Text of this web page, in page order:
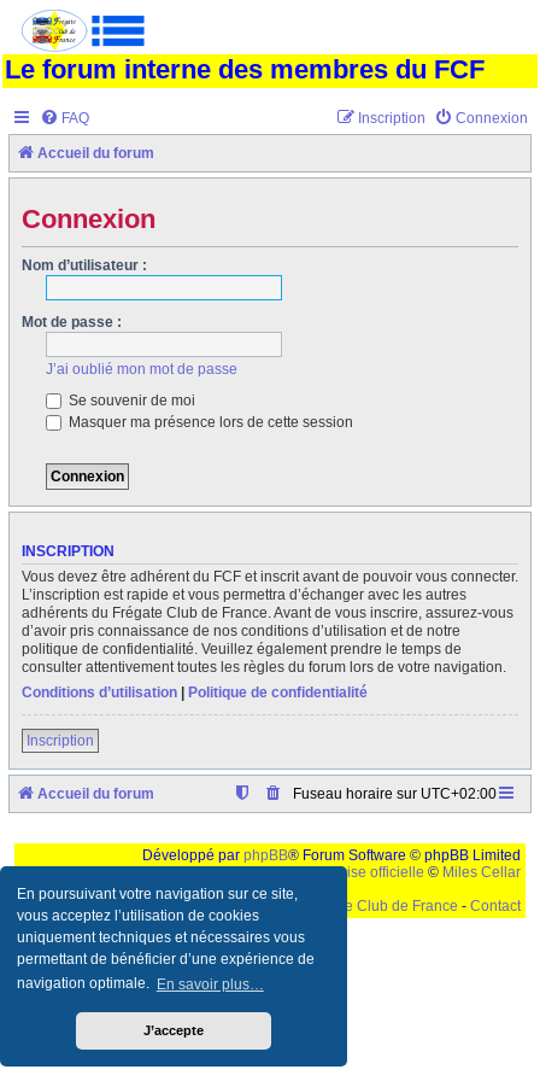
En poursuivant votre navigation sur ce site,
vous acceptez l’utilisation de cookies
uniquement techniques et nécessaires vous
permettant de bénéficier d’une expérience de
navigation optimale. En savoir plus…
J’accepte
Le forum interne des membres du FCF
FAQ Connexion
Inscription
Accueil du forum
Connexion
Nom d’utilisateur :
Mot de passe :
J’ai oublié mon mot de passe
Se souvenir de moi
Masquer ma présence lors de cette session
INSCRIPTION
Vous devez être adhérent du FCF et inscrit avant de pouvoir vous connecter.
L’inscription est rapide et vous permettra d’échanger avec les autres
adhérents du Frégate Club de France. Avant de vous inscrire, assurez-vous
d’avoir pris connaissance de nos conditions d’utilisation et de notre
politique de confidentialité. Veuillez également prendre le temps de
consulter attentivement toutes les règles du forum lors de votre navigation.
Conditions d’utilisation
Politique de confidentialité
Inscription
Accueil du forum Fuseau horaire sur UTC+02:00
Développé par phpBB® Forum Software © phpBB Limited
Traduction française officielle © Miles Cellar
Le Frégate Club de France - Contact
Ceci est un texte de remplissage qui n'a pour but que forcer l'elargissement de la div page...
Ben oui, quand on veut pas d'un "site optimise pour une resolution de 1024x768 et
parametres d'affichage pas defaut de votre navigateur" faut bien trouver des paliatifs !